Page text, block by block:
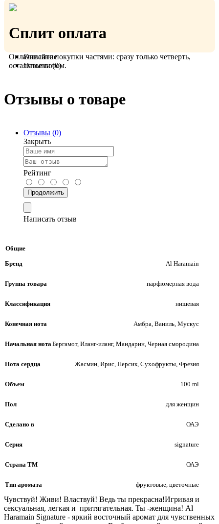
Польша, Германия.
Сплит оплата
Оплачивайте покупки частями: сразу только четверть,
остальное потом.
Описание
Отзывы (0)
Отзывы о товаре
Отзывы (0)
Закрыть
Рейтинг
Продолжить
Написать отзыв
Общие
Бренд Al Haramain
Группа товара парфюмерная вода
Классификация нишевая
Конечная нота Амбра, Ваниль, Мускус
Начальная нотаБергамот, Иланг-иланг, Мандарин, Черная смородина
Нота сердца Жасмин, Ирис, Персик, Сухофрукты, Фрезия
Объем 100 ml
Пол для женщин
Сделано в ОАЭ
Серия signature
Страна ТМ ОАЭ
Тип аромата фруктовые, цветочные
Чувствуй! Живи! Властвуй! Ведь ты прекрасна!Игривая и
сексуальная, легкая и притягательная. Ты -женщина! Al
Haramain Signature - яркий восточный аромат для чувственных